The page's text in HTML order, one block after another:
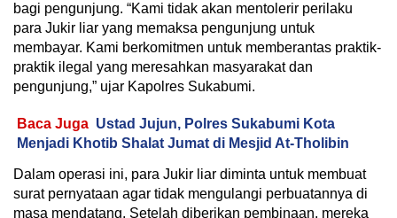
bagi pengunjung. “Kami tidak akan mentolerir perilaku
para Jukir liar yang memaksa pengunjung untuk
membayar. Kami berkomitmen untuk memberantas praktik-
praktik ilegal yang meresahkan masyarakat dan
pengunjung,” ujar Kapolres Sukabumi.
Baca Juga Ustad Jujun, Polres Sukabumi Kota
Menjadi Khotib Shalat Jumat di Mesjid At-Tholibin
Dalam operasi ini, para Jukir liar diminta untuk membuat
surat pernyataan agar tidak mengulangi perbuatannya di
masa mendatang. Setelah diberikan pembinaan, mereka